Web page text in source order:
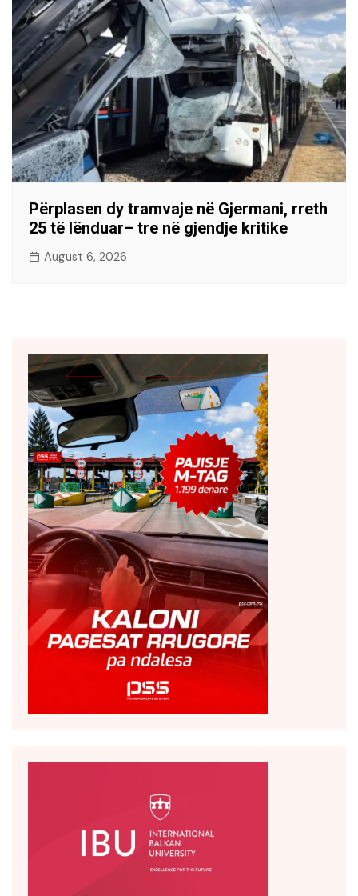
Përplasen dy tramvaje në Gjermani, rreth
25 të lënduar– tre në gjendje kritike
August 6, 2026